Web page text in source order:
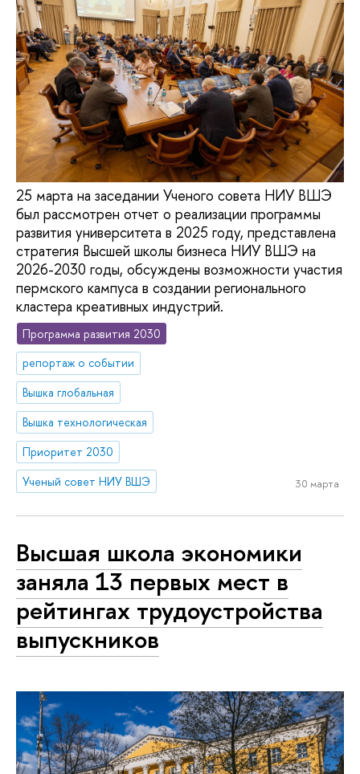
25 марта на заседании Ученого совета НИУ ВШЭ
был рассмотрен отчет о реализации программы
развития университета в 2025 году, представлена
стратегия Высшей школы бизнеса НИУ ВШЭ на
2026-2030 годы, обсуждены возможности участия
пермского кампуса в создании регионального
кластера креативных индустрий.
Программа развития 2030
репортаж о событии
Вышка глобальная
Вышка технологическая
Приоритет 2030
Ученый совет НИУ ВШЭ
30 марта
Высшая школа экономики
заняла 13 первых мест в
рейтингах трудоустройства
выпускников